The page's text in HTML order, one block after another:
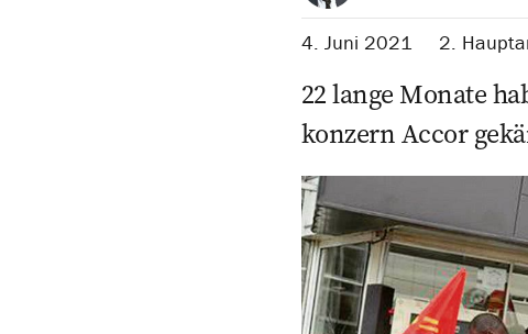
4. Juni 2021 2.
22 lange Monate
konzern Accor